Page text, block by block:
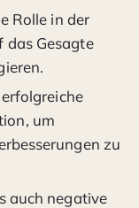
Rolle in der
das Gesagte
um
zu
auch negative